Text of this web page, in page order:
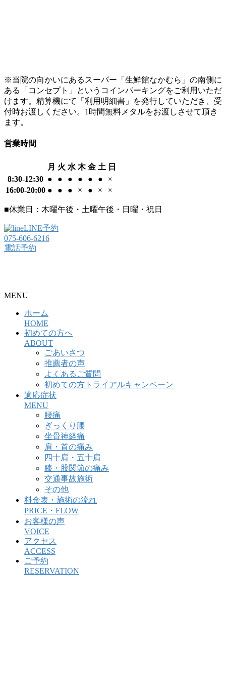
※当院の向かいにあるスーパー「生鮮館なかむら」の南側に
ある「コンセプト」というコインパーキングをご利用いただ
けます。精算機にて「利用明細書」を発行していただき、受
付時お渡しください。1時間無料メタルをお渡しさせて頂き
ます。
営業時間
月 火 水 木 金 土 日
8:30-12:30 ● ● ● ● ● ●
×
16:00-20:00 ● ● ● × ● × ×
■休業日：木曜午後・土曜午後・日曜・祝日
LINE予約
075-606-6216
電話予約
MENU
ホーム
HOME
初めての方へ
ABOUT
ごあいさつ
推薦者の声
よくあるご質問
初めての方トライアルキャンペーン
適応症状
MENU
腰痛
ぎっくり腰
坐骨神経痛
肩・首の痛み
四十肩・五十肩
膝・股関節の痛み
交通事故施術
その他
料金表・施術の流れ
PRICE・FLOW
お客様の声
VOICE
アクセス
ACCESS
ご予約
RESERVATION